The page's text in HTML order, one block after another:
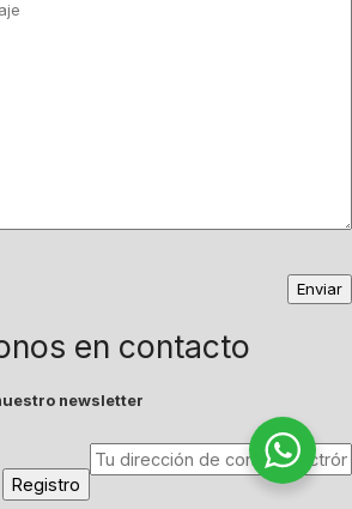
en contacto
newsletter